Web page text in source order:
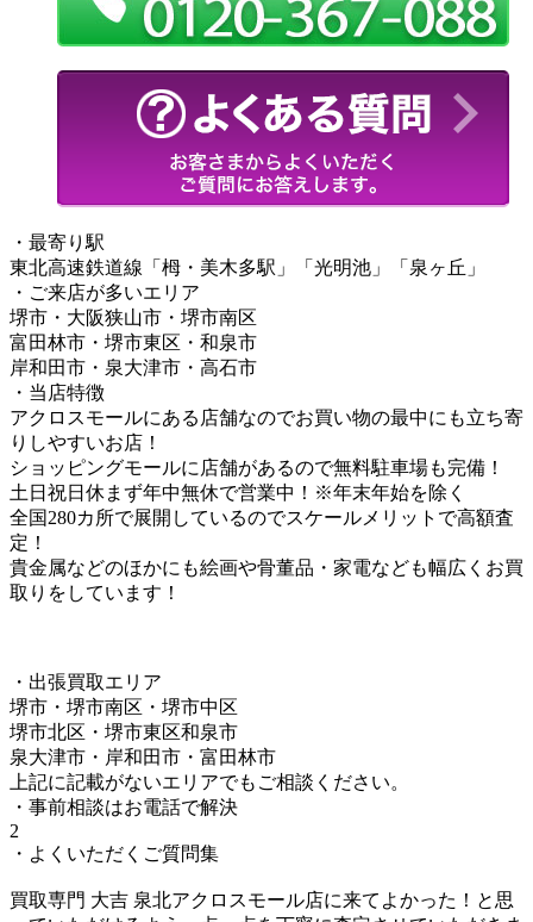
・最寄り駅
東北高速鉄道線「栂・美木多駅」「光明池」「泉ヶ丘」
・ご来店が多いエリア
堺市・大阪狭山市・堺市南区
富田林市・堺市東区・和泉市
岸和田市・泉大津市・高石市
・当店特徴
アクロスモールにある店舗なのでお買い物の最中にも立ち寄
りしやすいお店！
ショッピングモールに店舗があるので無料駐車場も完備！
土日祝日休まず年中無休で営業中！※年末年始を除く
全国280カ所で展開しているのでスケールメリットで高額査
定！
貴金属などのほかにも絵画や骨董品・家電なども幅広くお買
取りをしています！
・出張買取エリア
堺市・堺市南区・堺市中区
堺市北区・堺市東区和泉市
泉大津市・岸和田市・富田林市
上記に記載がないエリアでもご相談ください。
・事前相談はお電話で解決
2
・よくいただくご質問集
買取専門 大吉 泉北アクロスモール店に来てよかった！と思